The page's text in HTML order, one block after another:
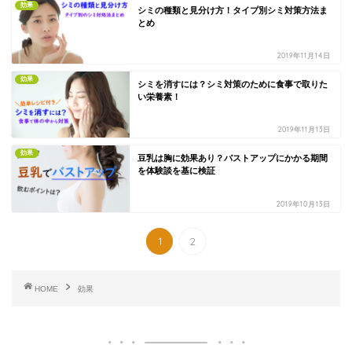
効果
シミの種類と見分け方！タイプ別シミ対策方法ま
とめ
2019年11月14日
効果
シミを消すには？シミ対策のために食事で取りた
い栄養素！
2019年11月13日
効果
豆乳は胸に効果あり？バストアップにかかる期間
を体験談を基に検証
2019年10月13日
1 2
HOME 効果